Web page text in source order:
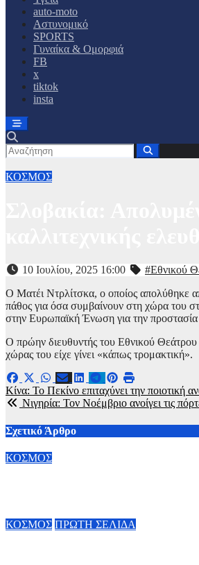
auto-moto
Αστυνομικό
SPORTS
Γυναίκα & Ομορφιά
FB
x
tiktok
insta
ΚΟΣΜΟΣ
10 Ιουλίου, 2025 16:00 #Εθνικού
Ο Ματέι Ντρλίτσκα, ο οποίος απολύθηκε
πάθος για όσα συμβαίνουν στη χώρα του
στην Ευρωπαϊκή Ένωση για την προστασία
Ο πρώην διευθυντής του Εθνικού Θεάτρου
χώρας του είχε γίνει «κάπως τρομακτική».
Πλοήγηση
άρθρων
Κίνα: Το Πεκίνο επιταχύνει την
Νιγηρία: Τον Νοέμβριο ανοίγει τις
Σχετικό Άρθρο
ΚΟΣΜΟΣ
ΚΟΣΜΟΣ ΠΡΩΤΗ ΣΕΛΙΔΑ